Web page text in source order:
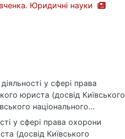
Юридичні науки
у сфері права
юриста (досвід Київського
національного
у сфері права охорони
(досвід Київського